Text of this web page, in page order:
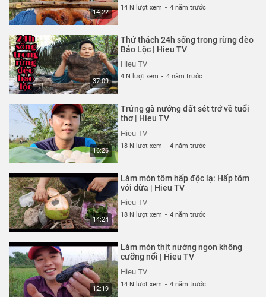
14:22
14 N lượt xem - 4 năm trước
37:09
Thử thách 24h sống trong rừng đèo
Bảo Lộc | Hieu TV
Hieu TV
4 N lượt xem - 4 năm trước
16:26
Trứng gà nướng đất sét trở về tuổi
thơ | Hieu TV
Hieu TV
18 N lượt xem - 4 năm trước
14:24
Làm món tôm hấp độc lạ: Hấp tôm
với dừa | Hieu TV
Hieu TV
18 N lượt xem - 4 năm trước
12:19
Làm món thịt nướng ngon không
cưỡng nổi | Hieu TV
Hieu TV
14 N lượt xem - 4 năm trước